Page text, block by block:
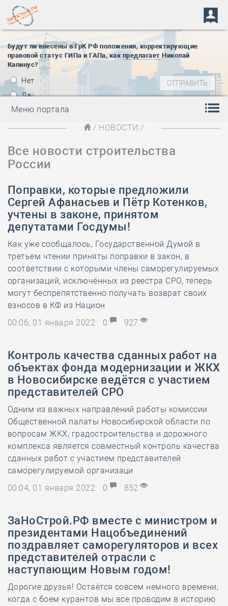
Будут ли внесены в ГрК РФ положения, корректирующие
правовой статус ГИПа и ГАПа, как предлагает Николай
Капинус?
Нет
Да
Меню портала
/ НОВОСТИ /
Все новости строительства
России
Поправки, которые предложили
Сергей Афанасьев и Пётр Котенков,
учтены в законе, принятом
депутатами Госдумы!
Как уже сообщалось, Государственной Думой в
третьем чтении приняты поправки в закон, в
соответствии с которыми члены саморегулируемых
организаций, исключённых из реестра СРО, теперь
могут беспрепятственно получать возврат своих
взносов в КФ из Национ
00:06, 01 января 2022
0 927
Контроль качества сданных работ на
объектах фонда модернизации и ЖКХ
в Новосибирске ведётся с участием
представителей СРО
Одним из важных направлений работы комиссии
Общественной палаты Новосибирской области по
вопросам ЖКХ, градостроительства и дорожного
комплекса является совместный контроль качества
сданных работ с участием представителей
саморегулируемой организаци
00:04, 01 января 2022
0 852
ЗаНоСтрой.РФ вместе с министром и
президентами Нацобъединений
поздравляет саморегуляторов и всех
представителей отрасли с
наступающим Новым годом!
Дорогие друзья! Остаётся совсем немного времени,
когда с боем курантов мы все проводим в историю